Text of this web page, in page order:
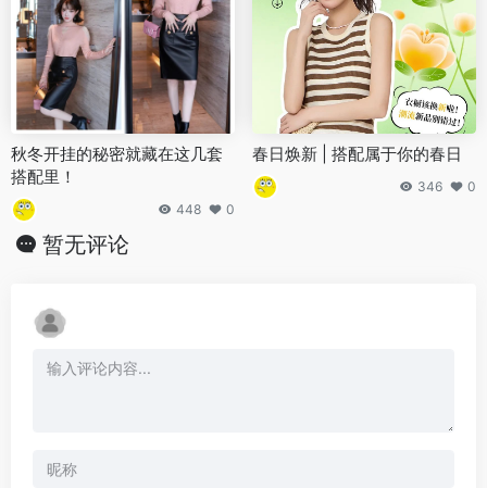
秋冬开挂的秘密就藏在这几套
搭配里！
448 0
春日焕新 | 搭配属于你的春日
346 0
暂无评论